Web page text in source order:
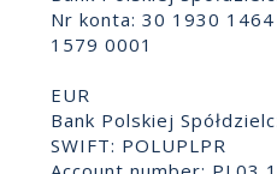
Nr konta: 30 1930
1579 0001
EUR
Bank Polskiej
SWIFT: POLUPLPR